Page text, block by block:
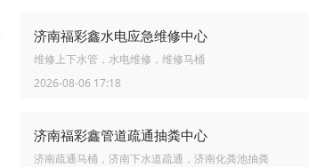
济南福彩鑫水电应急维修中心
维修上下水管，水电维修，维修马桶
2026-08-06 17:18
济南福彩鑫管道疏通抽粪中心
济南疏通马桶，济南下水道疏通，济南化粪池抽粪